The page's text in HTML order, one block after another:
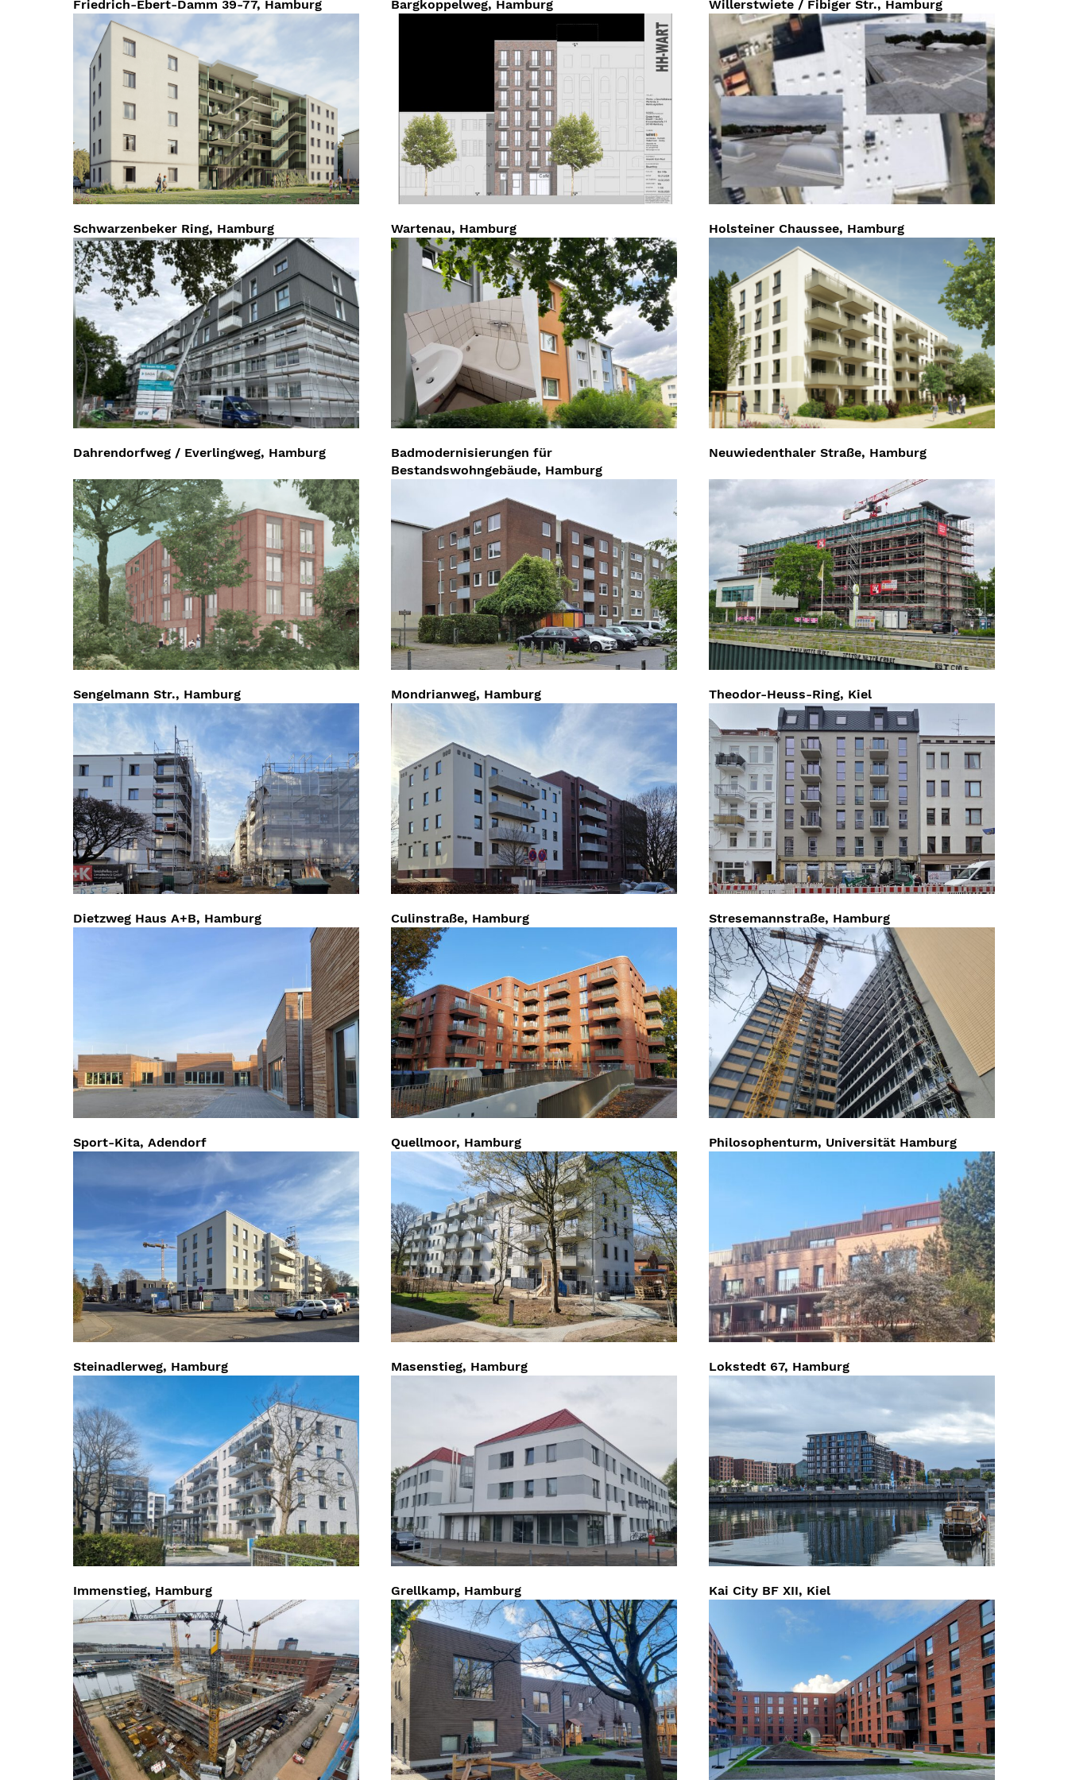
Friedrich-Ebert-Damm 39-77, Hamburg Bargkoppelweg, Hamburg Willerstwiete / Fibiger Str., Hamburg
Schwarzenbeker Ring, Hamburg Wartenau, Hamburg Holsteiner Chaussee, Hamburg
Dahrendorfweg / Everlingweg, Hamburg
Badmodernisierungen für
Bestandswohngebäude, Hamburg
Neuwiedenthaler Straße, Hamburg
Sengelmann Str., Hamburg Mondrianweg, Hamburg Theodor-Heuss-Ring, Kiel
Dietzweg Haus A+B, Hamburg Culinstraße, Hamburg Stresemannstraße, Hamburg
Sport-Kita, Adendorf Quellmoor, Hamburg Philosophenturm, Universität Hamburg
Steinadlerweg, Hamburg Masenstieg, Hamburg Lokstedt 67, Hamburg
Immenstieg, Hamburg Grellkamp, Hamburg Kai City BF XII, Kiel